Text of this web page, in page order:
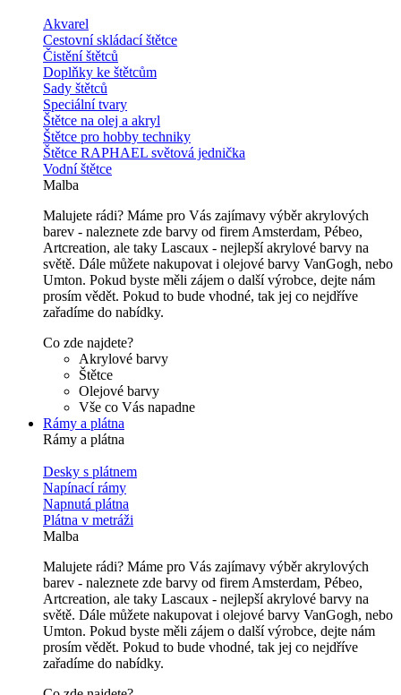
Akvarel
Cestovní skládací štětce
Čistění štětců
Doplňky ke štětcům
Sady štětců
Speciální tvary
Štětce na olej a akryl
Štětce pro hobby techniky
Štětce RAPHAEL světová jednička
Vodní štětce
Malba
Malujete rádi? Máme pro Vás zajímavy výběr akrylových
barev - naleznete zde barvy od firem Amsterdam, Pébeo,
Artcreation, ale taky Lascaux - nejlepší akrylové barvy na
světě. Dále můžete nakupovat i olejové barvy VanGogh, nebo
Umton. Pokud byste měli zájem o další výrobce, dejte nám
prosím vědět. Pokud to bude vhodné, tak jej co nejdříve
zařadíme do nabídky.
Co zde najdete?
Akrylové barvy
Štětce
Olejové barvy
Vše co Vás napadne
Rámy a plátna
Rámy a plátna
Desky s plátnem
Napínací rámy
Napnutá plátna
Plátna v metráži
Malba
Malujete rádi? Máme pro Vás zajímavy výběr akrylových
barev - naleznete zde barvy od firem Amsterdam, Pébeo,
Artcreation, ale taky Lascaux - nejlepší akrylové barvy na
světě. Dále můžete nakupovat i olejové barvy VanGogh, nebo
Umton. Pokud byste měli zájem o další výrobce, dejte nám
prosím vědět. Pokud to bude vhodné, tak jej co nejdříve
zařadíme do nabídky.